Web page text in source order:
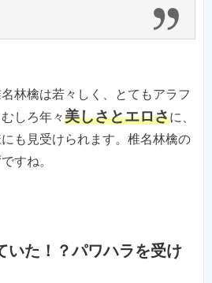
林檎は若々しく、とてもアラフ
しろ年々美しさとエロさに、
も見受けられます。椎名林檎の
すね。
いた！？パワハラを受け